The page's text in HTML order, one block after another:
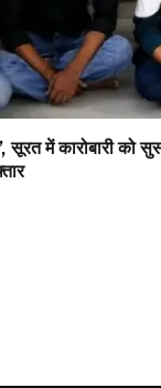
सूरत में कारोबारी को